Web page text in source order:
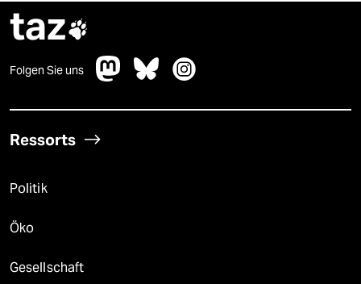
taz
Folgen Sie uns
Ressorts
Politik
Öko
Gesellschaft